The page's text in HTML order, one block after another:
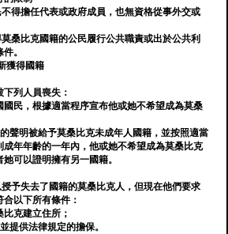
得擔任代表或政府成員，也無資格從事外交或
桑比克國籍的公民履行公共職責或出於公共利
。
獲得國籍
列人員喪失：
國民，根據適當程序宣布他或她不希望成為莫桑
聲明被給予莫桑比克未成年人國籍，並按照適當
成年年齡的一年內，他或她不希望成為莫桑比克
可以證明擁有另一國籍。
予失去了國籍的莫桑比克人，但現在他們要求
以下所有條件：
克建立住所；
提供法律規定的擔保。